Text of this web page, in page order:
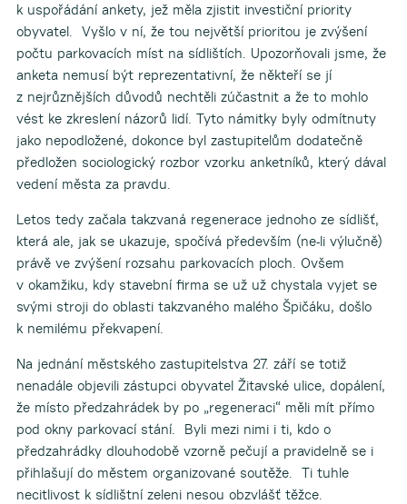
k uspořádání ankety, jež měla zjistit investiční priority
obyvatel. Vyšlo v ní, že tou největší prioritou je zvýšení
počtu parkovacích míst na sídlištích. Upozorňovali jsme, že
anketa nemusí být reprezentativní, že někteří se jí
z nejrůznějších důvodů nechtěli zúčastnit a že to mohlo
vést ke zkreslení názorů lidí. Tyto námitky byly odmítnuty
jako nepodložené, dokonce byl zastupitelům dodatečně
předložen sociologický rozbor vzorku anketníků, který dával
vedení města za pravdu.
Letos tedy začala takzvaná regenerace jednoho ze sídlišť,
která ale, jak se ukazuje, spočívá především (ne-li výlučně)
právě ve zvýšení rozsahu parkovacích ploch. Ovšem
v okamžiku, kdy stavební firma se už už chystala vyjet se
svými stroji do oblasti takzvaného malého Špičáku, došlo
k nemilému překvapení.
Na jednání městského zastupitelstva 27. září se totiž
nenadále objevili zástupci obyvatel Žitavské ulice, dopálení,
že místo předzahrádek by po „regeneraci“ měli mít přímo
pod okny parkovací stání. Byli mezi nimi i ti, kdo o
předzahrádky dlouhodobě vzorně pečují a pravidelně se i
přihlašují do městem organizované soutěže. Ti tuhle
necitlivost k sídlištní zeleni nesou obzvlášť těžce.